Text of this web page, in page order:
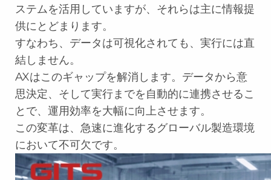
ステムを活用していますが、それらは主に情報提
供にとどまります。
すなわち、データは可視化されても、実行には直
結しません。
AXはこのギャップを解消します。データから意
思決定、そして実行までを自動的に連携させるこ
とで、運用効率を大幅に向上させます。
この変革は、急速に進化するグローバル製造環境
において不可欠です。